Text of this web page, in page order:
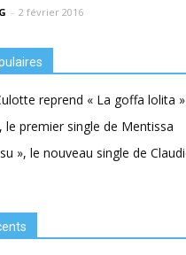
- 2 février 2016
reprend « La goffa lolita »
le premier single de Mentissa
su », le nouveau single de